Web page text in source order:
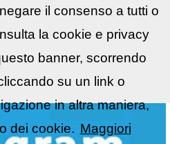
il consenso a tutti o
la cookie e privacy
banner, scorrendo
su un link o
in altra maniera,
dei cookie. Maggiori